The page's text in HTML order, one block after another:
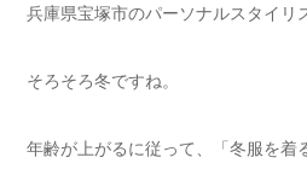
兵庫県宝塚市のパーソナルスタイリ
そろそろ冬ですね。
年齢が上がるに従って、「冬服を着